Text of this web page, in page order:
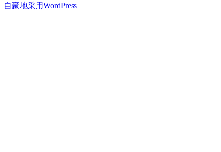
导
章：
篇
自豪地采用WordPress